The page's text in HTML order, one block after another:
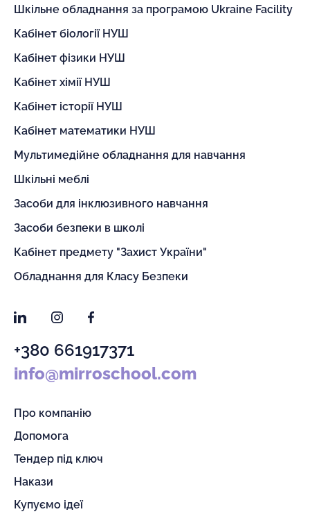
Шкільне обладнання за програмою Ukraine Facility
Кабінет біології НУШ
Кабінет фізики НУШ
Кабінет хімії НУШ
Кабінет історії НУШ
Кабінет математики НУШ
Мультимедійне обладнання для навчання
Шкільні меблі
Засоби для інклюзивного навчання
Засоби безпеки в школі
Кабінет предмету "Захист України"
Обладнання для Класу Безпеки
LinkedInInstagramFacebook
+380 661917371
info@mirroschool.com
Про компанію
Допомога
Тендер під ключ
Накази
Купуємо ідеї